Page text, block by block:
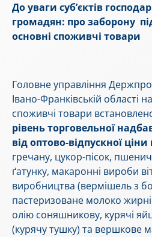
До уваги суб’єктів
громадян: про заборону
основні споживчі товари
Головне управління
Івано-Франківській області
споживчі товари
рівеньторговельної
від оптово-відпускної
гречану, цукор-пісок,
ґатунку, макаронні вироби
виробництва (вермішель з
пастеризоване молоко
олію соняшникову, курячі
(курячу тушку) та вершкове